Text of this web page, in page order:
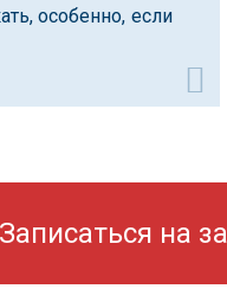
особенно, если
Записаться на